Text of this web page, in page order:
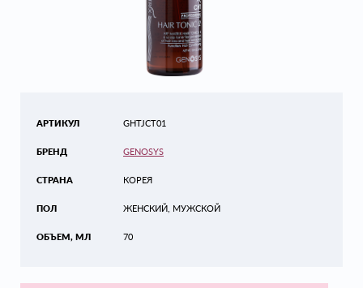
АРТИКУЛ
БРЕНД
СТРАНА
ПОЛ
ОБЪЕМ, МЛ
GHTJCT01
GENOSYS
КОРЕЯ
ЖЕНСКИЙ, МУЖСКОЙ
70